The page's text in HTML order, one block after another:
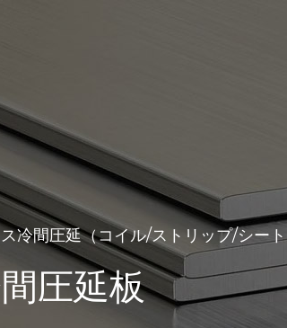
冷間圧延（コイル/ストリップ/シー
圧延板